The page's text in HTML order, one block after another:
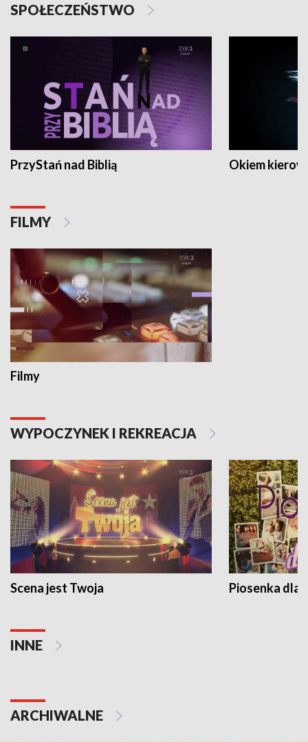
SPOŁECZEŃSTWO
PrzyStań nad Biblią Okiem
FILMY
Filmy
WYPOCZYNEK I REKREACJA
Scena jest Twoja Piosenka dla
INNE
ARCHIWALNE